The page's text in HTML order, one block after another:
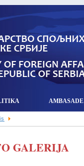
AMBASADE
GALERIJA